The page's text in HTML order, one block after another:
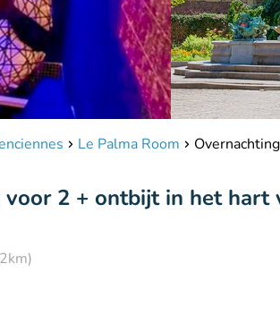
Le Palma Room
2 + ontbijt in het hart